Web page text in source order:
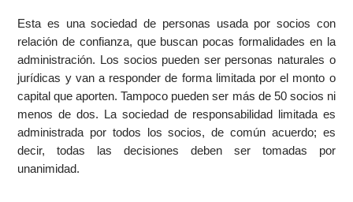
Esta es una sociedad de personas usada por socios con
relación de confianza, que buscan pocas formalidades en la
administración. Los socios pueden ser personas naturales o
jurídicas y van a responder de forma limitada por el monto o
capital que aporten. Tampoco pueden ser más de 50 socios ni
menos de dos. La sociedad de responsabilidad limitada es
administrada por todos los socios, de común acuerdo; es
decir, todas las decisiones deben ser tomadas por
unanimidad.